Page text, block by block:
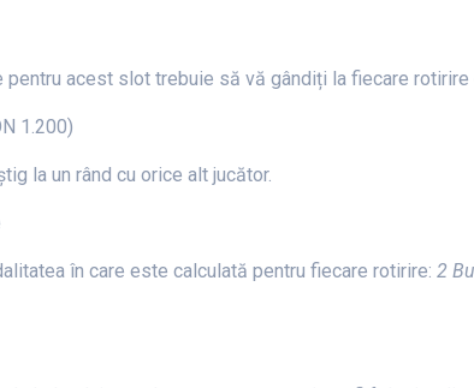
pentru acest slot trebuie să vă gândiți la fiecare
1.200)
la un rând cu orice alt jucător.
în care este calculată pentru fiecare rotirire:2